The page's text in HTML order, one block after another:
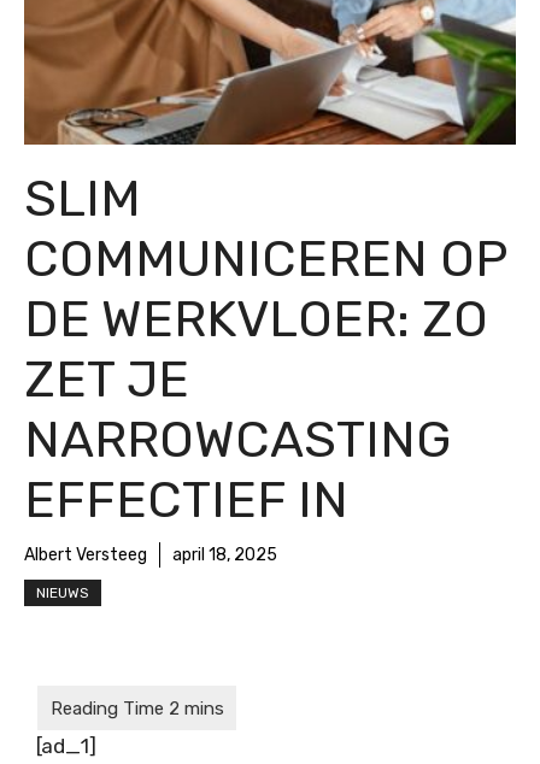
SLIM
COMMUNICEREN OP
DE WERKVLOER: ZO
ZET JE
NARROWCASTING
EFFECTIEF IN
Albert Versteeg april 18, 2025
NIEUWS
[ad_1]